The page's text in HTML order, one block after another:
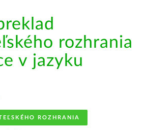
rozhrania
v jazyku
ROZHRANIA